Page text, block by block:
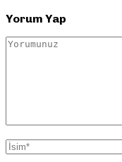
Yorum Yap